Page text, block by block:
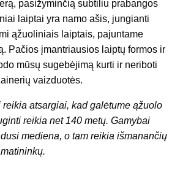
pasižyminčią subtiliu prabangos
laiptai yra namo ašis, jungianti
ąžuoliniais laiptais, pajuntame
Pačios įmantriausios laiptų formos ir
mūsų sugebėjimą kurti ir neriboti
vaizduotės.
atsargiai, kad galėtume ąžuolo
reikia net 140 metų. Gamybai
mediena, o tam reikia išmanančių